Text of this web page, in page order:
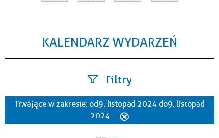
KALENDARZ WYDARZEŃ
Filtry
Szukana fraza
Trwające w zakresie: od 9. listopad 2024 do 9. listopad
2024